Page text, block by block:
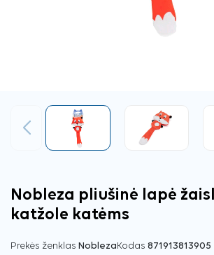
Ankstesnis
Nobleza pliušinė lapė
katžole katėms
Prekės ženklas NoblezaKodas 871913813905